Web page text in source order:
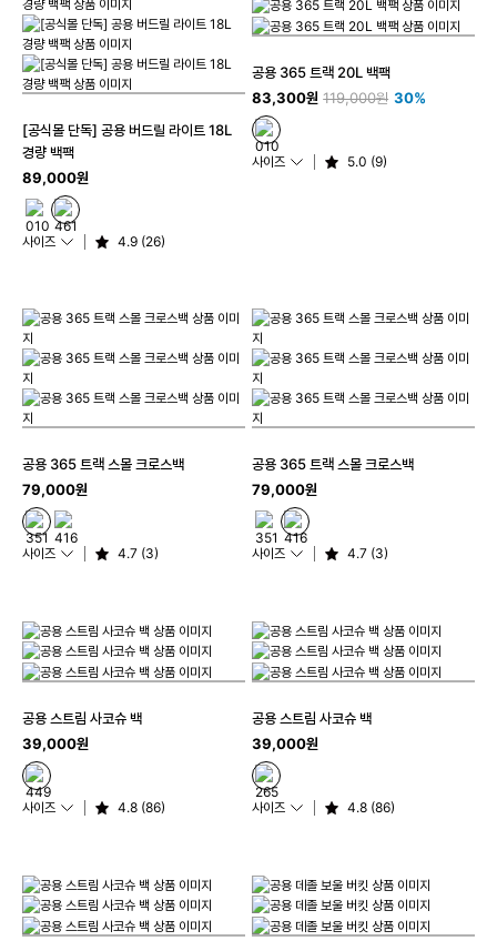
[공식몰 단독] 공용 버드릴 라이트 18L
경량 백팩
89,000원
사이즈 4.9 (26)
공용 365 트랙 20L 백팩
83,300원 119,000원 30%
사이즈 5.0 (9)
공용 365 트랙 스몰 크로스백
79,000원
사이즈 4.7 (3)
공용 365 트랙 스몰 크로스백
79,000원
사이즈 4.7 (3)
공용 스트림 사코슈 백
39,000원
사이즈 4.8 (86)
공용 스트림 사코슈 백
39,000원
사이즈 4.8 (86)